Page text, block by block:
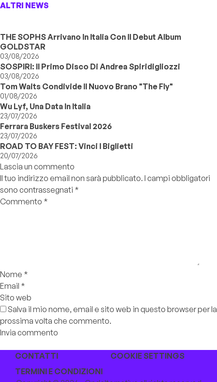
ALTRI NEWS
THE SOPHS Arrivano In Italia Con Il Debut Album
GOLDSTAR
03/08/2026
SOSPIRI: Il Primo Disco Di Andrea Spiridigliozzi
03/08/2026
Tom Waits Condivide Il Nuovo Brano "The Fly"
01/08/2026
Wu Lyf, Una Data In Italia
23/07/2026
Ferrara Buskers Festival 2026
23/07/2026
ROAD TO BAY FEST: Vinci I Biglietti
20/07/2026
Lascia un commento
Il tuo indirizzo email non sarà pubblicato. I campi obbligatori
sono contrassegnati *
Commento *
Nome *
Email *
Sito web
Salva il mio nome, email e sito web in questo browser per la
prossima volta che commento.
CONTATTI
COOKIE SETTINGS
TERMINI E CONDIZIONI